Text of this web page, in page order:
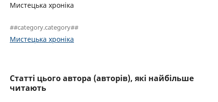
Мистецька хроніка
##category.category##
Мистецька хроніка
Статті цього автора (авторів), які найбільше
читають